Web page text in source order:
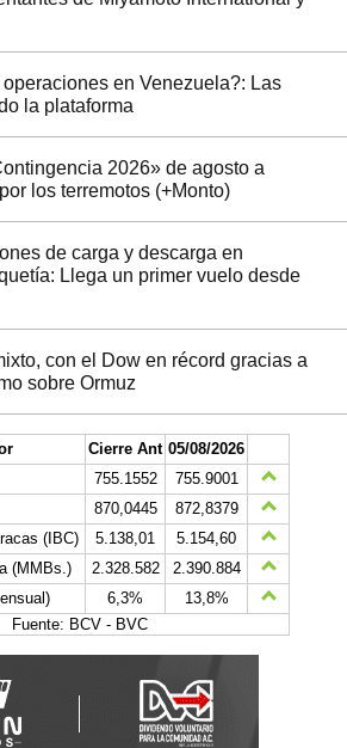
en Venezuela?: Las
la plataforma
2026» de agosto a
los terremotos (+Monto)
de carga y descarga en
Llega un primer vuelo desde
con el Dow en récord gracias a
sobre Ormuz
Cierre Ant 05/08/2026
755.1552
755.9001
870,0445
872,8379
(IBC)
5.138,01
5.154,60
(MMBs.)
2.328.582
2.390.884
6,3%
13,8%
Fuente: BCV - BVC